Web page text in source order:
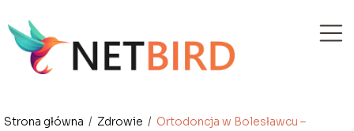
Strona główna / Zdrowie / Ortodoncja w Bolesławcu –